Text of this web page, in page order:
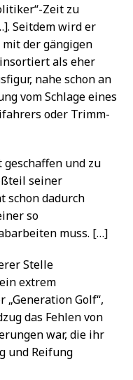
Zeit zu
Seitdem wird er
der gängigen
als eher
nahe schon an
vom Schlage eines
oder Trimm-
und zu
seiner
schon dadurch
so
muss. […]
Stelle
extrem
Golf“,
das Fehlen von
war, die ihr
und Reifung